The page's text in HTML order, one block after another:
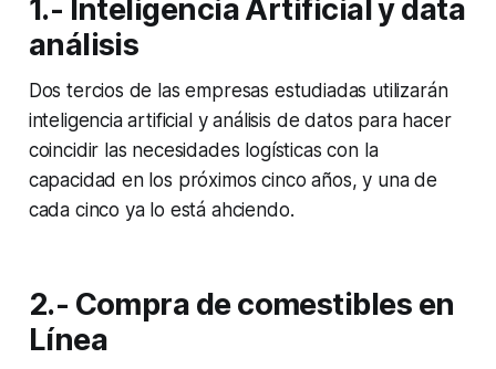
1.- Inteligencia Artificial y data
análisis
Dos tercios de las empresas estudiadas utilizarán
inteligencia artificial y análisis de datos para hacer
coincidir las necesidades logísticas con la
capacidad en los próximos cinco años, y una de
cada cinco ya lo está ahciendo.
2.- Compra de comestibles en
Línea